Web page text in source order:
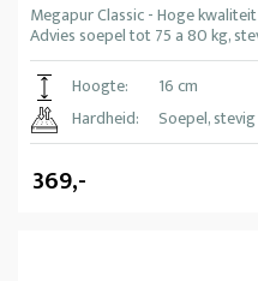
Megapur Classic - Hoge
Advies soepel tot 75 a 80 kg,
Hoogte:
16 cm
Hardheid:
Soepel,
369,-